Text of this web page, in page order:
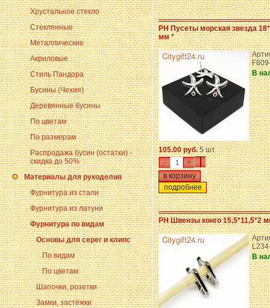
Хрустальное стекло
Стеклянные
Металлические
Акриловые
Стиль Пандора
Бусины (Чехия)
Деревянные бусины
По цветам
По размерам
Распродажа бусин (остатки) -
скидка до 50%
Материалы для рукоделия
Фурнитура из стали
Фурнитура из латуни
Фурнитура по видам
Основы для серег и клипс
По видам
По цветам
Шапочки, розетки
Замки, застёжки
PH Пусеты морская звезда
мм *
В
105.00 руб.5 шт.
- +
подробнее
PH Швензы конго 15,5*11,5*2
В